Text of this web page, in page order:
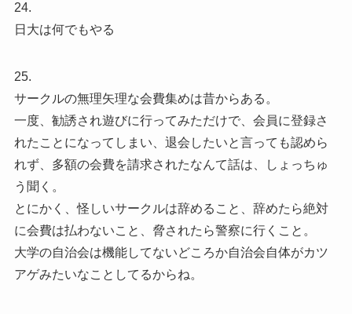
24.
日大は何でもやる
25.
サークルの無理矢理な会費集めは昔からある。
一度、勧誘され遊びに行ってみただけで、会員に登録さ
れたことになってしまい、退会したいと言っても認めら
れず、多額の会費を請求されたなんて話は、しょっちゅ
う聞く。
とにかく、怪しいサークルは辞めること、辞めたら絶対
に会費は払わないこと、脅されたら警察に行くこと。
大学の自治会は機能してないどころか自治会自体がカツ
アゲみたいなことしてるからね。